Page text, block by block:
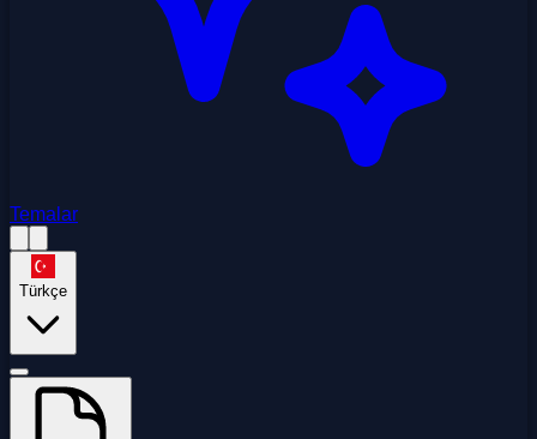
Temalar
Türkçe